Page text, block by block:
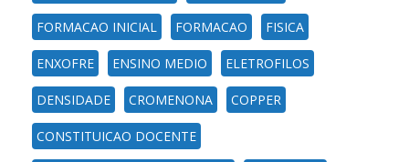
FORMACAO INICIAL FORMACAO FISICA
ENXOFRE ENSINO MEDIO ELETROFILOS
DENSIDADE CROMENONA COPPER
CONSTITUICAO DOCENTE